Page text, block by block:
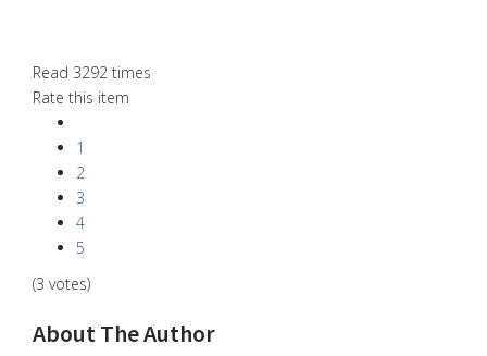
Read 3292 times
Rate this item
1
2
3
4
5
(3 votes)
About The Author